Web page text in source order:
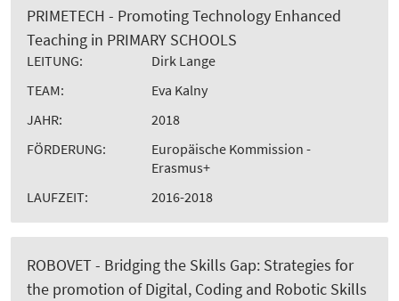
PRIMETECH - Promoting Technology Enhanced
Teaching in PRIMARY SCHOOLS
LEITUNG:
Dirk Lange
TEAM:
Eva Kalny
JAHR:
2018
FÖRDERUNG:
Europäische Kommission -
Erasmus+
LAUFZEIT:
2016-2018
ROBOVET - Bridging the Skills Gap: Strategies for
the promotion of Digital, Coding and Robotic Skills